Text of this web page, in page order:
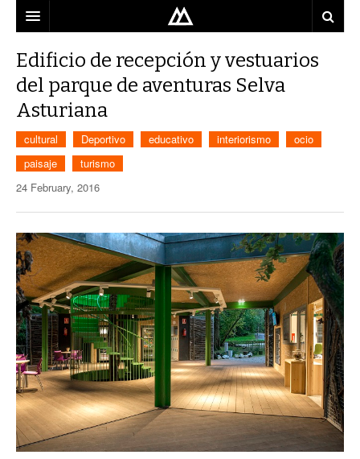
LOCALIZACIÓN
MAPA
USO
BLOG
CONTACTO
Edificio de recepción y vestuarios
del parque de aventuras Selva
Asturiana
cultural Deportivo educativo interiorismo
ocio
paisaje
turismo
24 February, 2016